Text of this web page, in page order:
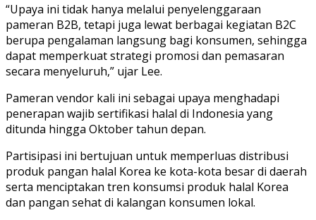
“Upaya ini tidak hanya melalui penyelenggaraan
pameran B2B, tetapi juga lewat berbagai kegiatan B2C
berupa pengalaman langsung bagi konsumen, sehingga
dapat memperkuat strategi promosi dan pemasaran
secara menyeluruh,” ujar Lee.
Pameran vendor kali ini sebagai upaya menghadapi
penerapan wajib sertifikasi halal di Indonesia yang
ditunda hingga Oktober tahun depan.
Partisipasi ini bertujuan untuk memperluas distribusi
produk pangan halal Korea ke kota-kota besar di daerah
serta menciptakan tren konsumsi produk halal Korea
dan pangan sehat di kalangan konsumen lokal.